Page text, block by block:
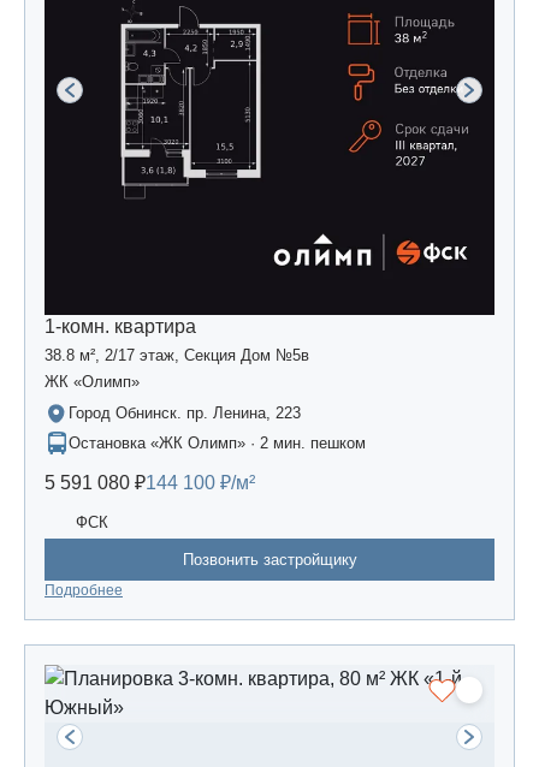
1-комн. квартира
38.8 м², 2/17 этаж, Секция Дом №5в
ЖК «Олимп»
Город Обнинск. пр. Ленина, 223
Остановка «ЖК Олимп» · 2 мин. пешком
5 591 080 ₽144 100 ₽/м²
ФСК
Позвонить застройщику
Подробнее